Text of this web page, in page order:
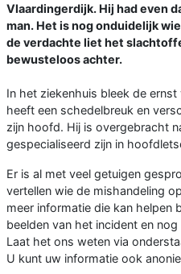
Vlaardingerdijk. Hij had even
man. Het is nog onduidelijk
de verdachte liet het
bewusteloos achter.
In het ziekenhuis bleek de
heeft een schedelbreuk en
zijn hoofd. Hij is overgebracht
gespecialiseerd zijn in
Er is al met veel getuigen
vertellen wie de mishandeling
meer informatie die kan helpen
beelden van het incident en
Laat het ons weten via
U kunt uw informatie ook